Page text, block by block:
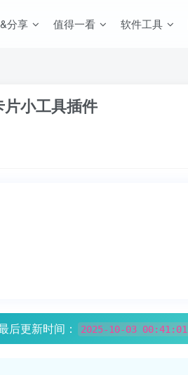
分享 值得一看 软件工具
小工具插件
后更新时间： 2025-10-03 00:41:01